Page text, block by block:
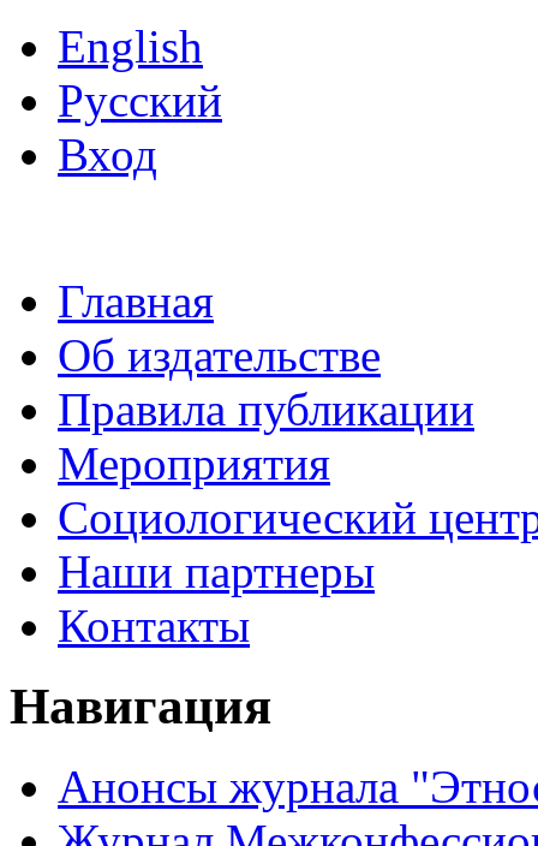
English
Русский
Вход
Главная
Об издательстве
Правила публикации
Мероприятия
Социологический
Наши партнеры
Контакты
Навигация
Анонсы журнала